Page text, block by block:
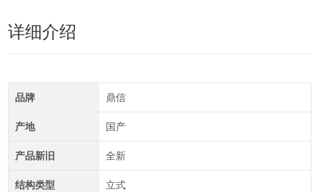
详细介绍
品牌 鼎信
产地 国产
产品新旧 全新
结构类型 立式